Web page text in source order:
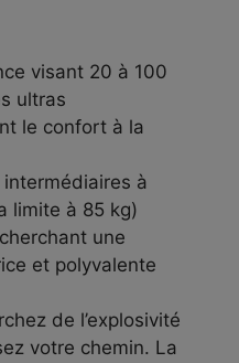
visant 20 à 100
ultras
le confort à la
à
limite à 85 kg)
une
et polyvalente
de l’explosivité
votre chemin. La